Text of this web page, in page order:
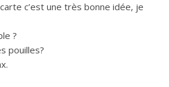
c’est une très bonne idée, je
?
pouilles?